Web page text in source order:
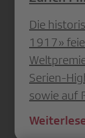
Die
1917»
Serien-
sowie auf